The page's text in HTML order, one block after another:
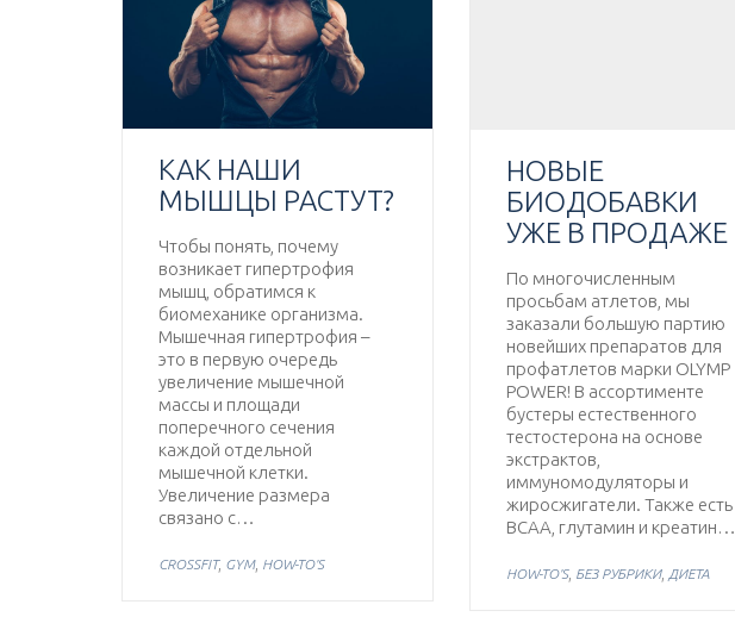
КАК НАШИ
МЫШЦЫ РАСТУТ?
Чтобы понять, почему
возникает гипертрофия
мышц, обратимся к
биомеханике организма.
Мышечная гипертрофия –
это в первую очередь
увеличение мышечной
массы и площади
поперечного сечения
каждой отдельной
мышечной клетки.
Увеличение размера
связано с…
CROSSFIT, GYM, HOW-TO'S
НОВЫЕ
БИОДОБАВКИ
УЖЕ В ПРОДАЖЕ
По многочисленным
просьбам атлетов, мы
заказали большую партию
новейших препаратов для
профатлетов марки OLYMP
POWER! В ассортименте
бустеры естественного
тестостерона на основе
экстрактов,
иммуномодуляторы и
жиросжигатели. Также есть
BCAA, глутамин и креатин…
HOW-TO'S, БЕЗ РУБРИКИ, ДИЕТА